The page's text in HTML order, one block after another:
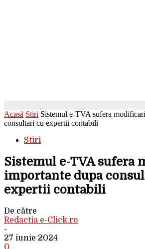
Acasă Stiri Sistemul e-TVA sufera
consultari cu expertii contabili
Stiri
Sistemul e-TVA sufera
importante dupa
expertii contabili
De către
Redactia e-Click.ro
-
27 iunie 2024
0